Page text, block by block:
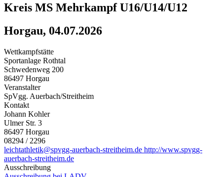
Kreis MS Mehrkampf U16/U14/U12
Horgau, 04.07.2026
Wettkampfstätte
Sportanlage Rothtal
Schwedenweg 200
86497 Horgau
Veranstalter
SpVgg. Auerbach/Streitheim
Kontakt
Johann Kohler
Ulmer Str. 3
86497 Horgau
08294 / 2296
leichtathletik@spvgg-auerbach-streitheim.de http://www.spvgg-
auerbach-streitheim.de
Ausschreibung